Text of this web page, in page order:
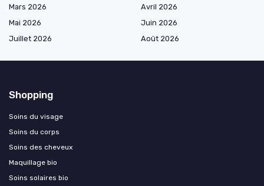
Mars 2026
Avril 2026
Mai 2026
Juin 2026
Juillet 2026
Août 2026
Shopping
Soins du visage
Soins du corps
Soins des cheveux
Maquillage bio
Soins solaires bio